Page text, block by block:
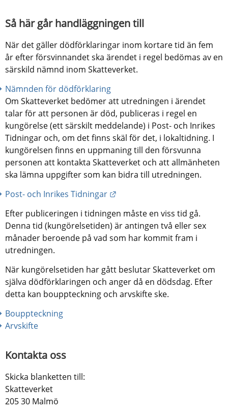
Så här går handläggningen till
När det gäller dödförklaringar inom kortare tid än fem
år efter försvinnandet ska ärendet i regel bedömas av en
särskild nämnd inom Skatteverket.
Nämnden för dödförklaring
Om Skatteverket bedömer att utredningen i ärendet
talar för att personen är död, publiceras i regel en
kungörelse (ett särskilt meddelande) i Post- och Inrikes
Tidningar och, om det finns skäl för det, i lokaltidning. I
kungörelsen finns en uppmaning till den försvunna
personen att kontakta Skatteverket och att allmänheten
ska lämna uppgifter som kan bidra till utredningen.
Post- och Inrikes Tidningar
Efter publiceringen i tidningen måste en viss tid gå.
Denna tid (kungörelsetiden) är antingen två eller sex
månader beroende på vad som har kommit fram i
utredningen.
När kungörelsetiden har gått beslutar Skatteverket om
själva dödförklaringen och anger då en dödsdag. Efter
detta kan bouppteckning och arvskifte ske.
Bouppteckning
Arvskifte
Kontakta oss
Skicka blanketten till:
Skatteverket
205 30 Malmö